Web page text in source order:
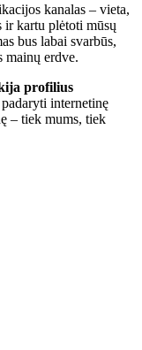
kanalas – vieta,
ir kartu plėtoti mūsų
bus labai svarbūs,
mainų erdve.
profilius
internetinę
– tiek mums, tiek